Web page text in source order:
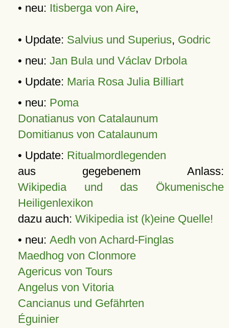
• neu: Itisberga von Aire,
• Update: Salvius und Superius, Godric
• neu: Jan Bula und Václav Drbola
• Update: Maria Rosa Julia Billiart
• neu: Poma
Donatianus von Catalaunum
Domitianus von Catalaunum
• Update: Ritualmordlegenden
aus gegebenem Anlass:
Wikipedia und das Ökumenische
Heiligenlexikon
dazu auch: Wikipedia ist (k)eine Quelle!
• neu: Aedh von Achard-Finglas
Maedhog von Clonmore
Agericus von Tours
Angelus von Vitoria
Cancianus und Gefährten
Éguinier